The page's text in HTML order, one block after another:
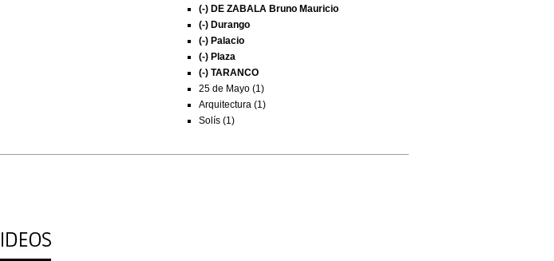
(-) DE ZABALA Bruno Mauricio
(-) Durango
(-) Palacio
(-) Plaza
(-) TARANCO
25 de Mayo (1)
Arquitectura (1)
Solís (1)